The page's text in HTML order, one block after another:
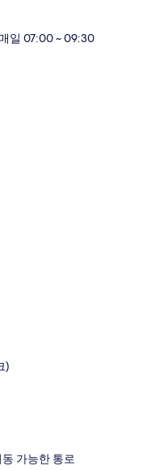
일 07:00 ~ 09:30
)
가능한 통로